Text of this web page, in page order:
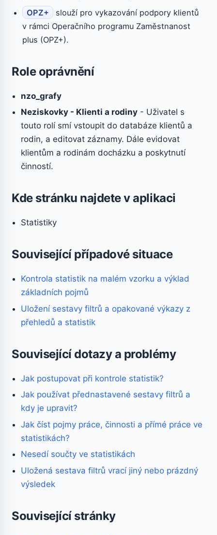
OPZ+
slouží pro vykazování podpory klientů
v rámci Operačního programu Zaměstnanost
plus (OPZ+).
Role oprávnění
nzo_grafy
Neziskovky - Klienti a rodiny - Uživatel s
touto rolí smí vstoupit do databáze klientů a
rodin, a editovat záznamy. Dále evidovat
klientům a rodinám docházku a poskytnutí
činností.
Kde stránku najdete v aplikaci
Statistiky
Související případové situace
Kontrola statistik na malém vzorku a výklad
základních pojmů
Uložení sestavy filtrů a opakované výkazy z
přehledů a statistik
Související dotazy a problémy
Jak postupovat při kontrole statistik?
Jak používat přednastavené sestavy filtrů a
kdy je upravit?
Jak číst pojmy práce, činnosti a přímé práce ve
statistikách?
Nesedí součty ve statistikách
Uložená sestava filtrů vrací jiný nebo prázdný
výsledek
Související stránky